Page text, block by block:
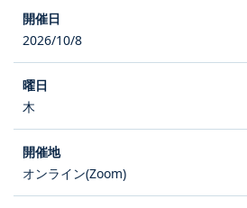
2026/10/8
木
オンライン(Zoom)